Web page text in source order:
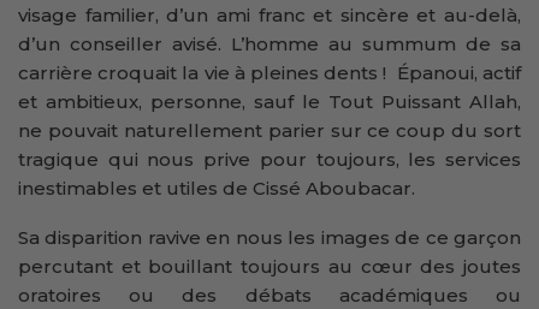
visage familier, d’un ami franc et sincère et au-delà,
d’un conseiller avisé. L’homme au summum de sa
carrière croquait la vie à pleines dents ! Épanoui, actif
et ambitieux, personne, sauf le Tout Puissant Allah,
ne pouvait naturellement parier sur ce coup du sort
tragique qui nous prive pour toujours, les services
inestimables et utiles de Cissé Aboubacar.
Sa disparition ravive en nous les images de ce garçon
percutant et bouillant toujours au cœur des joutes
oratoires ou des débats académiques ou